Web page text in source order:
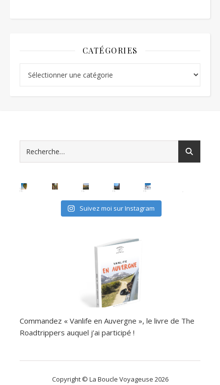
CATÉGORIES
Suivez moi sur Instagram
Commandez « Vanlife en Auvergne », le livre de The
Roadtrippers auquel j’ai participé !
Copyright © La Boucle Voyageuse 2026